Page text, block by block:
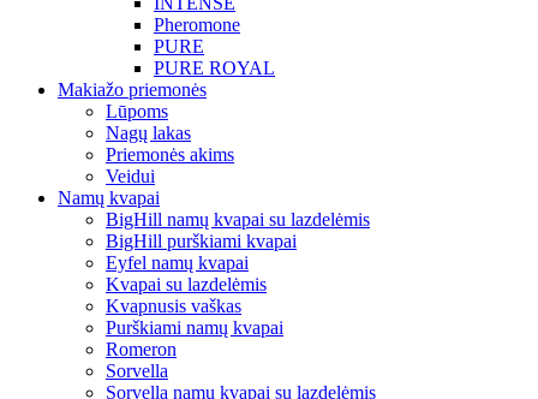
Pheromone
PURE
PURE ROYAL
Makiažo priemonės
Lūpoms
Nagų lakas
Priemonės akims
Veidui
Namų kvapai
BigHill namų kvapai su lazdelėmis
BigHill purškiami kvapai
Eyfel namų kvapai
Kvapai su lazdelėmis
Kvapnusis vaškas
Purškiami namų kvapai
Romeron
Sorvella
Sorvella namų kvapai su lazdelėmis